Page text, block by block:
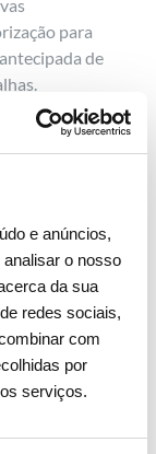
e anúncios,
o nosso
da sua
redes sociais,
com
por
serviços.
para
de
piloto:
entrada de
e temperatura
a aceleração
do vento, para
ou informação
e gases
que possam
de gás